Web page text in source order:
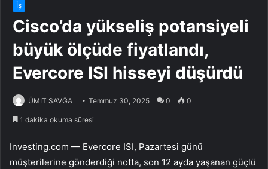
İş
Cisco’da yükseliş potansiyeli
büyük ölçüde fiyatlandı,
Evercore ISI hisseyi düşürdü
ÜMİT SAVĞA Temmuz 30, 2025 0 0
1 dakika okuma süresi
Investing.com — Evercore ISI, Pazartesi günü
müşterilerine gönderdiği notta, son 12 ayda yaşanan güçlü